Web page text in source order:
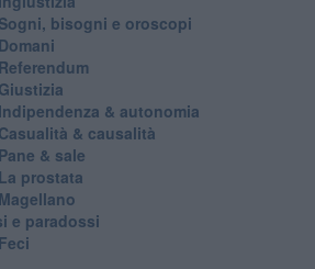
bisogni e oroscopi
& autonomia
& causalità
& sale
prostata
e paradossi